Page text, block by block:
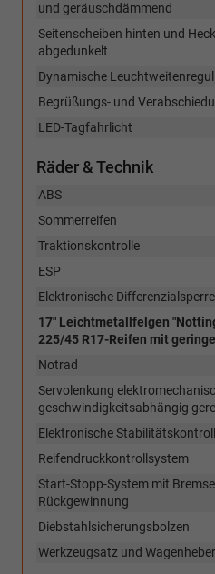
und geräuschdämmend
Seitenscheiben hinten und
abgedunkelt
Dynamische
Begrüßungs- und
LED-Tagfahrlicht
Räder & Technik
ABS
Sommerreifen
Traktionskontrolle
ESP
Elektronische
17" Leichtmetallfelgen
225/45 R17-Reifen mit
Notrad
Servolenkung
geschwindigkeitsabhängig
Elektronische
Reifendruckkontrollsystem
Start-Stopp-System mit
Rückgewinnung
Diebstahlsicherungsbolzen
Werkzeugsatz und Wagenheber